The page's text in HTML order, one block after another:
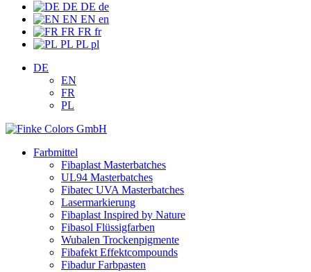
DE DE de
EN EN en
FR FR fr
PL PL pl
DE
EN
FR
PL
Farbmittel
Fibaplast Masterbatches
UL94 Masterbatches
Fibatec UVA Masterbatches
Lasermarkierung
Fibaplast Inspired by Nature
Fibasol Flüssigfarben
Wubalen Trockenpigmente
Fibafekt Effektcompounds
Fibadur Farbpasten